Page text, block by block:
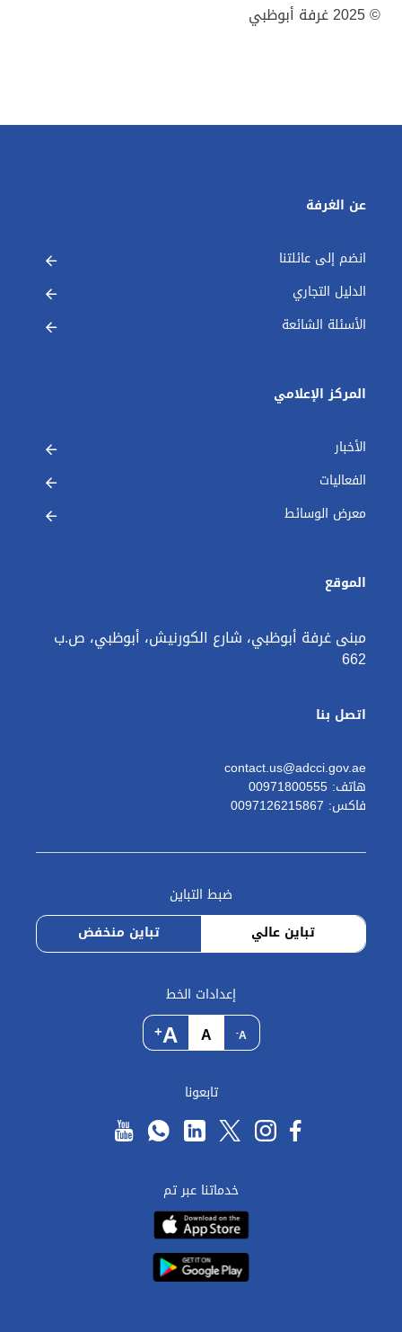
© 2025 غرفة أبوظبي
عن الغرفة
انضم إلى عائلتنا
الدليل التجاري
الأسئلة الشائعة
المركز الإعلامي
الأخبار
الفعاليات
معرض الوسائط
الموقع
مبنى غرفة أبوظبي، شارع الكورنيش، أبوظبي، ص.ب
662
اتصل بنا
contact.us@adcci.gov.ae
هاتف: 00971800555
فاكس: 0097126215867
ضبط التباين
تباين عالي
تباين منخفض
إعدادات الخط
A
-
A
A
+
تابعونا
خدماتنا عبر تم